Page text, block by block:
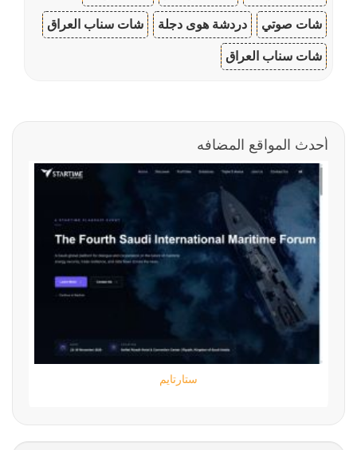
شات صوتي دردشة هوى دجلة شات سناب العراق
شات سناب العراق
أحدث المواقع المضافه
ستارتايم